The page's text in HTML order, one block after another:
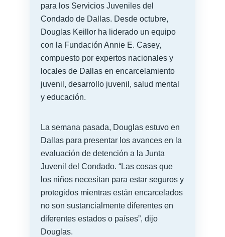
para los Servicios Juveniles del
Condado de Dallas. Desde octubre,
Douglas Keillor ha liderado un equipo
con la Fundación Annie E. Casey,
compuesto por expertos nacionales y
locales de Dallas en encarcelamiento
juvenil, desarrollo juvenil, salud mental
y educación.
La semana pasada, Douglas estuvo en
Dallas para presentar los avances en la
evaluación de detención a la Junta
Juvenil del Condado. “Las cosas que
los niños necesitan para estar seguros y
protegidos mientras están encarcelados
no son sustancialmente diferentes en
diferentes estados o países”, dijo
Douglas.